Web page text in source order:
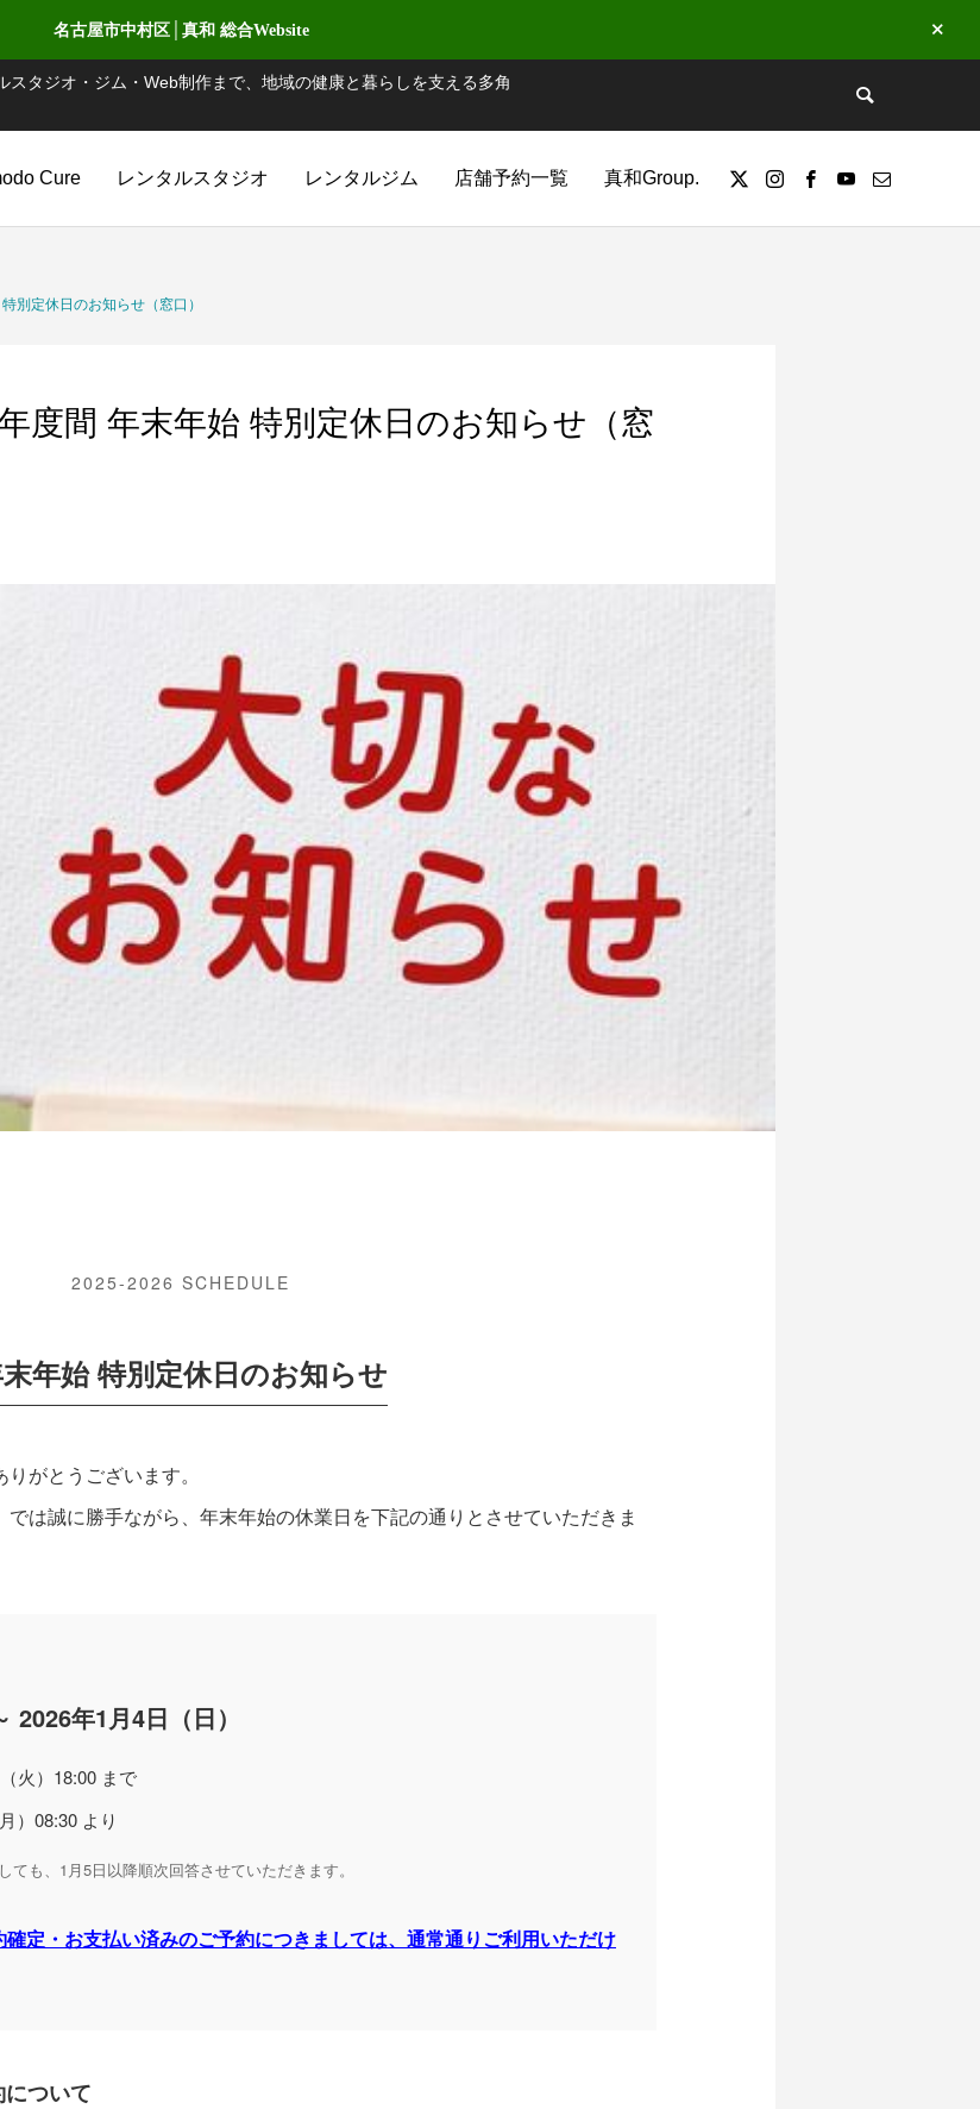
名古屋市中村区│真和 総合Website
タジオ・ジム・Web制作まで、地域の健康と暮らしを支える多角
Cure レンタルスタジオ レンタルジム 店舗予約一覧 真和Group.
別定休日のお知らせ（窓口）
度間 年末年始 特別定休日のお知らせ（窓
2025-2026 SCHEDULE
年始 特別定休日のお知らせ
がとうございます。
は誠に勝手ながら、年末年始の休業日を下記の通りとさせていただきま
年1月4日（日）
火）18:00 まで
）08:30 より
も、1月5日以降順次回答させていただきます。
定・お支払い済みのご予約につきましては、通常通りご利用いただけ
ついて